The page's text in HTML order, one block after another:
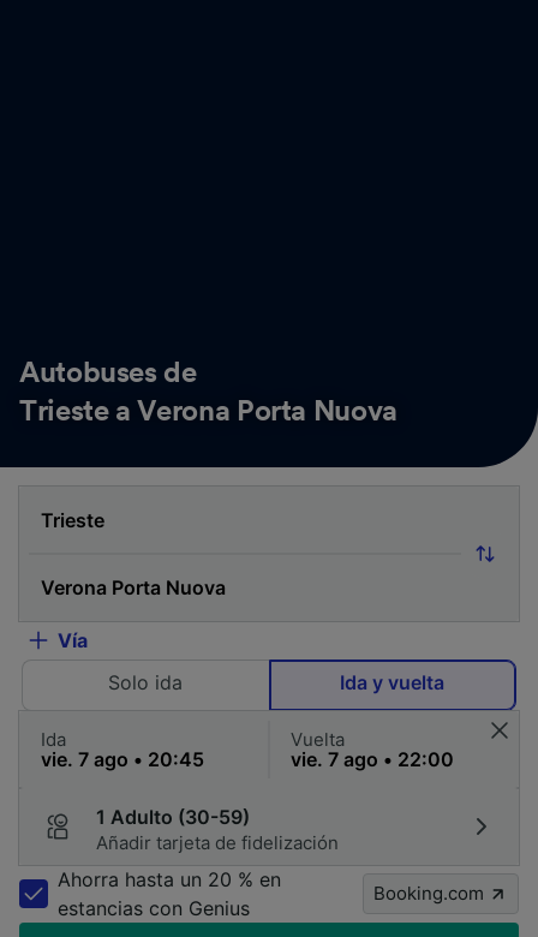
Autobuses de
Trieste a Verona Porta Nuova
Vía
Solo ida
Ida y vuelta
Ida Vuelta
1 Adulto (30-59)
Añadir tarjeta de fidelización
Ahorra hasta un 20 % en
estancias con Genius
Booking.com